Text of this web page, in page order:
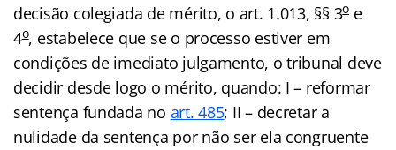
decisão colegiada de mérito, o art. 1.013, §§ 3o e
4o, estabelece que se o processo estiver em
condições de imediato julgamento, o tribunal deve
decidir desde logo o mérito, quando: I – reformar
sentença fundada no art. 485; II – decretar a
nulidade da sentença por não ser ela congruente